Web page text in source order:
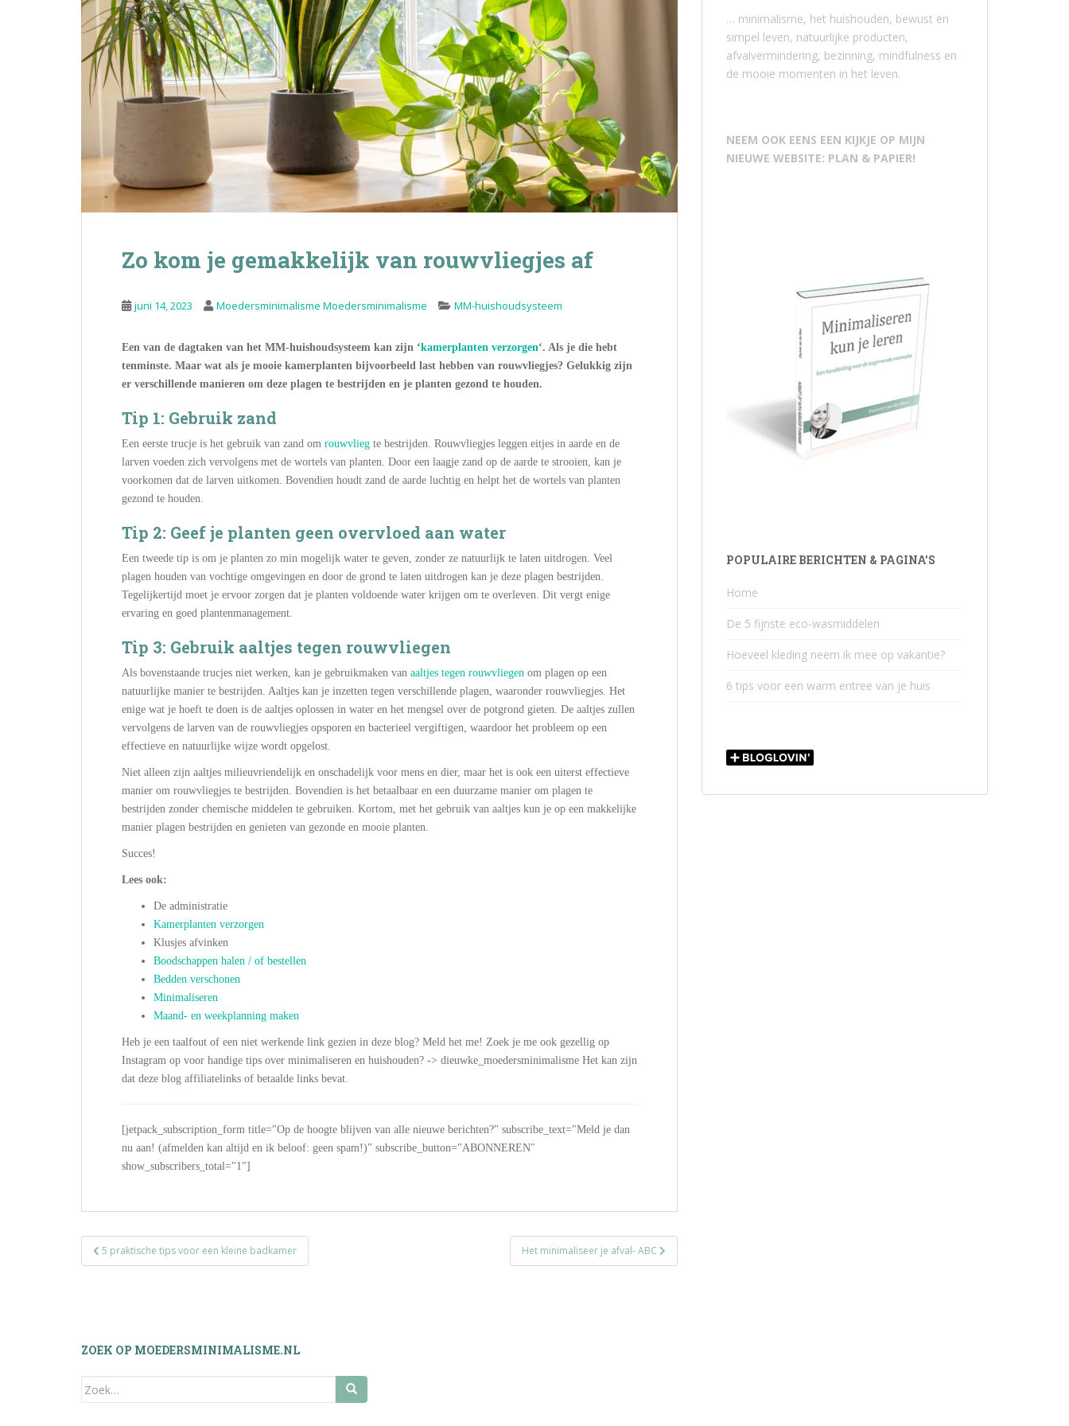
Zo kom je gemakkelijk van rouwvliegjes af
juni 14, 2023 Moedersminimalisme Moedersminimalisme MM-huishoudsysteem
Een van de dagtaken van het MM-huishoudsysteem kan zijn ‘kamerplanten verzorgen‘. Als je die hebt
tenminste. Maar wat als je mooie kamerplanten bijvoorbeeld last hebben van rouwvliegjes? Gelukkig zijn
er verschillende manieren om deze plagen te bestrijden en je planten gezond te houden.
Tip 1: Gebruik zand
Een eerste trucje is het gebruik van zand om rouwvlieg te bestrijden. Rouwvliegjes leggen eitjes in aarde en de
larven voeden zich vervolgens met de wortels van planten. Door een laagje zand op de aarde te strooien, kan je
voorkomen dat de larven uitkomen. Bovendien houdt zand de aarde luchtig en helpt het de wortels van planten
gezond te houden.
Tip 2: Geef je planten geen overvloed aan water
Een tweede tip is om je planten zo min mogelijk water te geven, zonder ze natuurlijk te laten uitdrogen. Veel
plagen houden van vochtige omgevingen en door de grond te laten uitdrogen kan je deze plagen bestrijden.
Tegelijkertijd moet je ervoor zorgen dat je planten voldoende water krijgen om te overleven. Dit vergt enige
ervaring en goed plantenmanagement.
Tip 3: Gebruik aaltjes tegen rouwvliegen
Als bovenstaande trucjes niet werken, kan je gebruikmaken van aaltjes tegen rouwvliegen om plagen op een
natuurlijke manier te bestrijden. Aaltjes kan je inzetten tegen verschillende plagen, waaronder rouwvliegjes. Het
enige wat je hoeft te doen is de aaltjes oplossen in water en het mengsel over de potgrond gieten. De aaltjes zullen
vervolgens de larven van de rouwvliegjes opsporen en bacterieel vergiftigen, waardoor het probleem op een
effectieve en natuurlijke wijze wordt opgelost.
Niet alleen zijn aaltjes milieuvriendelijk en onschadelijk voor mens en dier, maar het is ook een uiterst effectieve
manier om rouwvliegjes te bestrijden. Bovendien is het betaalbaar en een duurzame manier om plagen te
bestrijden zonder chemische middelen te gebruiken. Kortom, met het gebruik van aaltjes kun je op een makkelijke
manier plagen bestrijden en genieten van gezonde en mooie planten.
Succes!
Lees ook:
De administratie
Kamerplanten verzorgen
Klusjes afvinken
Boodschappen halen / of bestellen
Bedden verschonen
Minimaliseren
Maand- en weekplanning maken
Heb je een taalfout of een niet werkende link gezien in deze blog? Meld het me! Zoek je me ook gezellig op
Instagram op voor handige tips over minimaliseren en huishouden? -> dieuwke_moedersminimalisme Het kan zijn
dat deze blog affiliatelinks of betaalde links bevat.
[jetpack_subscription_form title="Op de hoogte blijven van alle nieuwe berichten?" subscribe_text="Meld je dan
nu aan! (afmelden kan altijd en ik beloof: geen spam!)" subscribe_button="ABONNEREN"
show_subscribers_total="1"]
Bericht
navigatie
5 praktische tips voor een kleine badkamer Het minimaliseer je afval- ABC
… minimalisme, het huishouden, bewust en
simpel leven, natuurlijke producten,
afvalvermindering, bezinning, mindfulness en
de mooie momenten in het leven.
NEEM OOK EENS EEN KIJKJE OP MIJN
NIEUWE WEBSITE: PLAN & PAPIER!
POPULAIRE BERICHTEN & PAGINA’S
Home
De 5 fijnste eco-wasmiddelen
Hoeveel kleding neem ik mee op vakantie?
6 tips voor een warm entree van je huis
ZOEK OP MOEDERSMINIMALISME.NL
Zoek